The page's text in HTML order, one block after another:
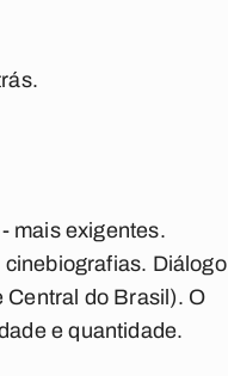
mais exigentes.
Diálogo
Central do Brasil ). O
e quantidade.